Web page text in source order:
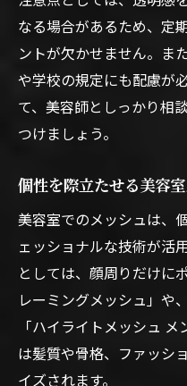
なる場合があるため、定
ントが欠かせません。ま
や学校の規定にも配慮が
て、美容師としっかり相
つけましょう。
個性を際立たせる美容
美容室でのメッシュは、
ェッショナルな技術が活
としては、顔周りだけに
レーミングメッシュ」や
「ハイライトメッシュ
は髪質や骨格、ファッシ
イズされます。